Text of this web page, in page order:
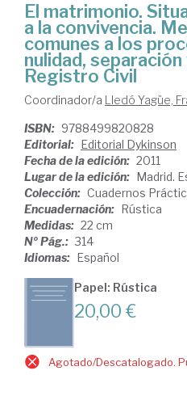
El matrimonio.
a la convivencia.
comunes a los
nulidad,
Registro Civil
Coordinador/a Lledó Yagüe,
ISBN: 9788499820828
Editorial: Editorial Dykinson
Fecha de la edición: 2011
Lugar de la edición: Madrid.
Colección: Cuadernos
Encuadernación: Rústica
Medidas: 22 cm
Nº Pág.: 314
Idiomas: Español
Papel: Rústica
20,00 €
Agotado/Descatalogado.